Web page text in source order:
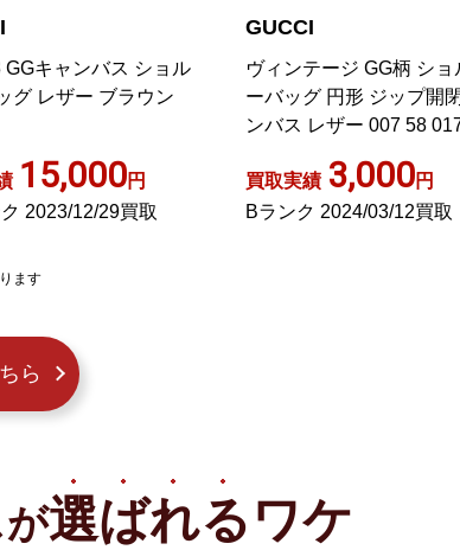
GGキャンバス ショル
グ レザー ブラウン
15,000円
2023/12/29買取
GUCCI
ヴィンテージ GG柄 ショ
ーバッグ 円形 ジップ開
ンバス レザー 007 58
買取実績 3,000円
Bランク 2024/03/12買取
ます
ら
選ばれるワケ